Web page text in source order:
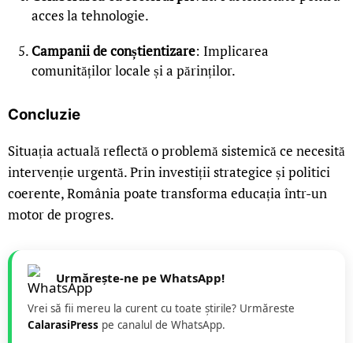
acces la tehnologie.
Campanii de conștientizare: Implicarea
comunităților locale și a părinților.
Concluzie
Situația actuală reflectă o problemă sistemică ce necesită
intervenție urgentă. Prin investiții strategice și politici
coerente, România poate transforma educația într-un
motor de progres.
Urmărește-ne pe WhatsApp!
Vrei să fii mereu la curent cu toate știrile? Urmăreste
CalarasiPress pe canalul de WhatsApp.